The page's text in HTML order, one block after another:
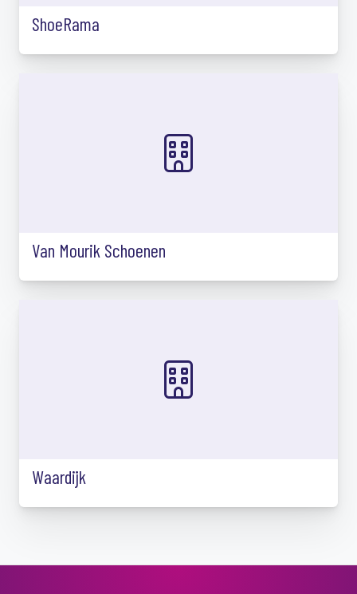
ShoeRama
Van Mourik Schoenen
Waardijk